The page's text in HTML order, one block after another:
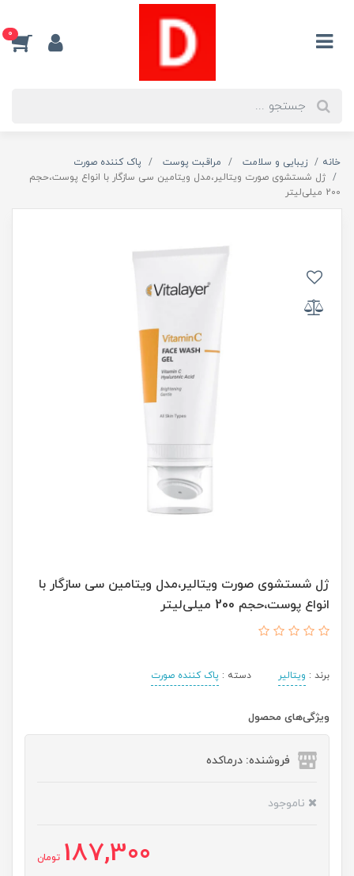
0
خانه زیبایی و سلامت مراقبت پوست
پاک کننده صورت
ژل شستشوی صورت ویتالیر،مدل ویتامین سی سازگار با انواع پوست،حجم
200 میلی‌لیتر
ژل شستشوی صورت ویتالیر،مدل ویتامین سی سازگار با
انواع پوست،حجم 200 میلی‌لیتر
برند : ویتالیر دسته : پاک کننده صورت
ویژگی‌های محصول
فروشنده: درماکده
ناموجود
187,300 تومان